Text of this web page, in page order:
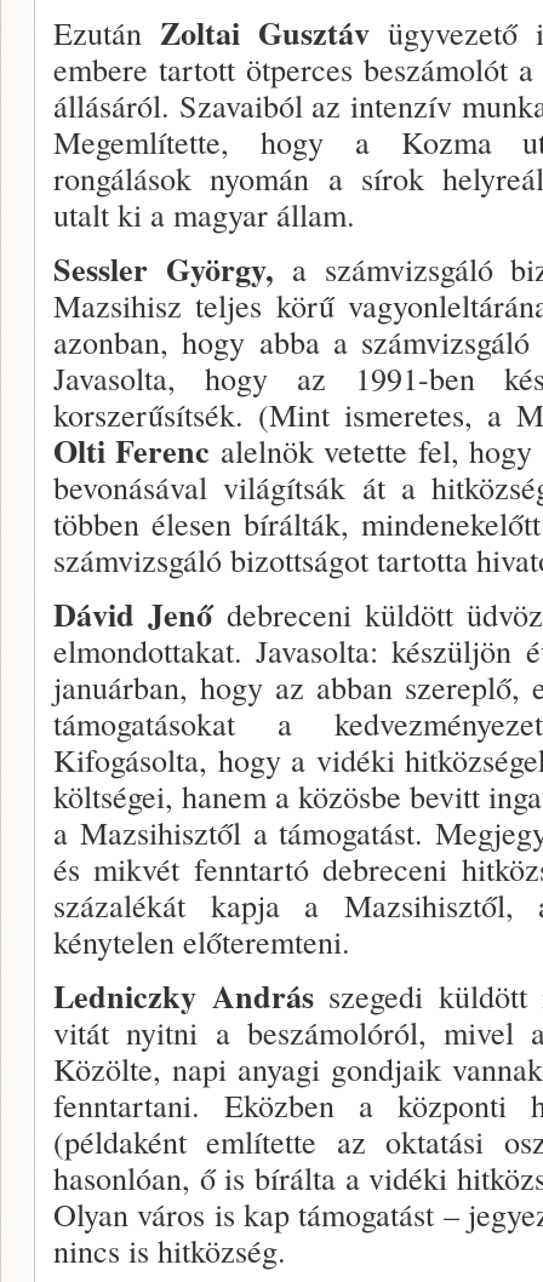
Ezután Zoltai Gusztáv ügyvezető
embere tar­tott ötperces beszámolót
állásáról. Szavaiból az intenzív
Megemlítette, hogy a Kozma
rongálások nyomán a sírok
utalt ki a magyar állam.
Sessler György, a számvizsgáló
Mazsihisz teljes körű
azonban, hogy abba a
Javasolta, hogy az 1991-ben
korszerűsít­sék. (Mint ismeretes, a
Olti Ferenc alelnök vetet­te fel,
bevonásával világítsák át a
többen éle­sen bírálták,
számvizsgáló bizott­ságot tartotta
Dávid Jenő debreceni küldött
elmondotta­kat. Javasolta: készüljön
januárban, hogy az abban szereplő,
támogatásokat a
Kifogásolta, hogy a vidéki
költségei, hanem a kö­zösbe bevitt
a Mazsihisztől a támogatást.
és mikvét fenntartó debreceni
százalékát kap­ja a
kénytelen előteremteni.
Ledniczky András szegedi
vitát nyitni a beszámolóról, mivel
Közölte, napi anyagi gondjaik
fenntartani. Eközben a központi
(példaként emlí­tette az oktatási
hasonlóan, ő is bírálta a vidéki
Olyan város is kap támogatást –
nincs is hit­község.